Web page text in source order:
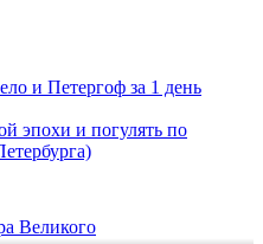
эпохи и погулять по